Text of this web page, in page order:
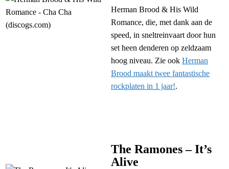
Herman Brood & His Wild
Romance, die, met dank aan de
speed, in sneltreinvaart door hun
set heen denderen op zeldzaam
hoog niveau. Zie ook Herman
Brood maakt twee fantastische
rockplaten in 1 jaar!.
The Ramones – It’s
Alive